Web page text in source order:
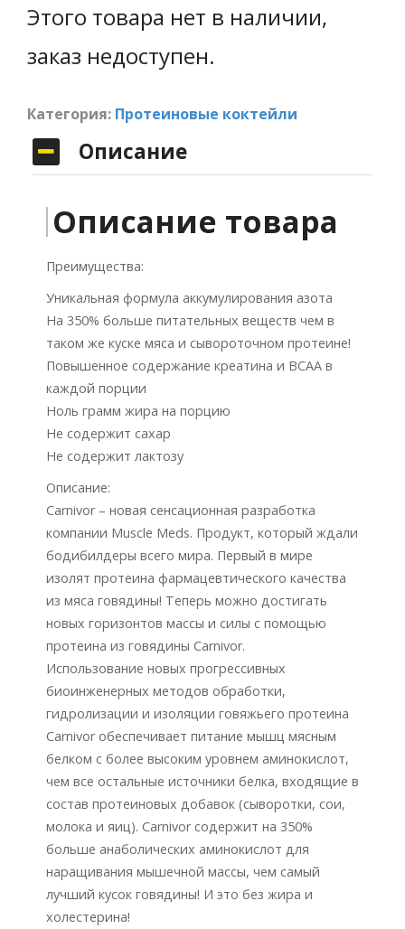
Этого товара нет в наличии,
заказ недоступен.
Категория: Протеиновые коктейли
Описание
Описание товара
Преимущества:
Уникальная формула аккумулирования азота
На 350% больше питательных веществ чем в
таком же куске мяса и сывороточном протеине!
Повышенное содержание креатина и ВСАА в
каждой порции
Ноль грамм жира на порцию
Не содержит сахар
Не содержит лактозу
Описание:
Carnivor – новая сенсационная разработка
компании Muscle Meds. Продукт, который ждали
бодибилдеры всего мира. Первый в мире
изолят протеина фармацевтического качества
из мяса говядины! Теперь можно достигать
новых горизонтов массы и силы с помощью
протеина из говядины Carnivor.
Использование новых прогрессивных
биоинженерных методов обработки,
гидролизации и изоляции говяжьего протеина
Carnivor обеспечивает питание мышц мясным
белком с более высоким уровнем аминокислот,
чем все остальные источники белка, входящие в
состав протеиновых добавок (сыворотки, сои,
молока и яиц). Carnivor содержит на 350%
больше анаболических аминокислот для
наращивания мышечной массы, чем самый
лучший кусок говядины! И это без жира и
холестерина!